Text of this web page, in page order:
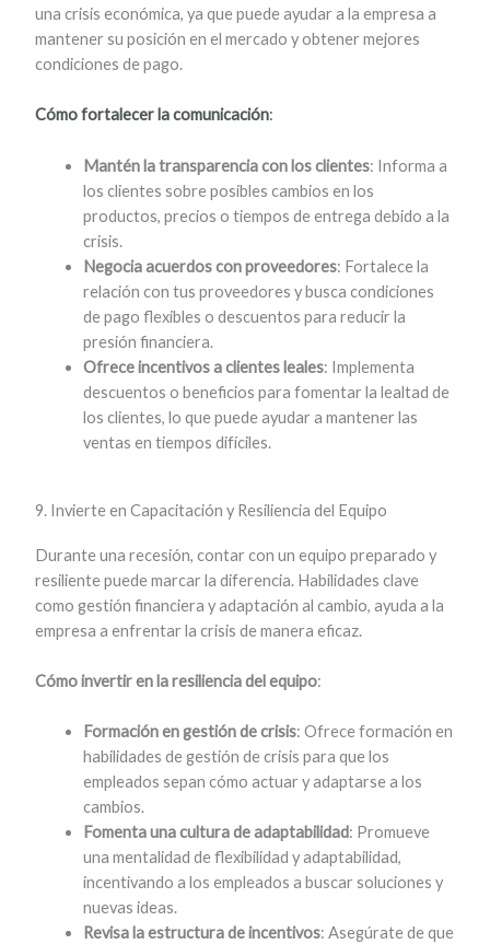
una crisis económica, ya que puede ayudar a la empresa a
mantener su posición en el mercado y obtener mejores
condiciones de pago.
Cómo fortalecer la comunicación:
Mantén la transparencia con los clientes: Informa a
los clientes sobre posibles cambios en los
productos, precios o tiempos de entrega debido a la
crisis.
Negocia acuerdos con proveedores: Fortalece la
relación con tus proveedores y busca condiciones
de pago flexibles o descuentos para reducir la
presión financiera.
Ofrece incentivos a clientes leales: Implementa
descuentos o beneficios para fomentar la lealtad de
los clientes, lo que puede ayudar a mantener las
ventas en tiempos difíciles.
9. Invierte en Capacitación y Resiliencia del Equipo
Durante una recesión, contar con un equipo preparado y
resiliente puede marcar la diferencia. Habilidades clave
como gestión financiera y adaptación al cambio, ayuda a la
empresa a enfrentar la crisis de manera eficaz.
Cómo invertir en la resiliencia del equipo:
Formación en gestión de crisis: Ofrece formación en
habilidades de gestión de crisis para que los
empleados sepan cómo actuar y adaptarse a los
cambios.
Fomenta una cultura de adaptabilidad: Promueve
una mentalidad de flexibilidad y adaptabilidad,
incentivando a los empleados a buscar soluciones y
nuevas ideas.
Revisa la estructura de incentivos: Asegúrate de que